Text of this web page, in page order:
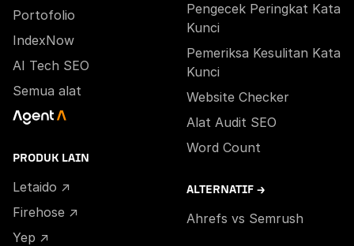
Portofolio
IndexNow
AI Tech SEO
Semua alat
PRODUK LAIN
Letaido ↗
Firehose ↗
Yep ↗
Pengecek Peringkat Kata
Kunci
Pemeriksa Kesulitan Kata
Kunci
Website Checker
Alat Audit SEO
Word Count
ALTERNATIF →
Ahrefs vs Semrush